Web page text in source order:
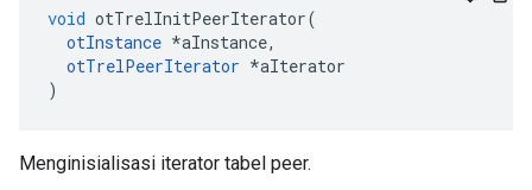
void otTrelInitPeerIterator(
otInstance *aInstance,
otTrelPeerIterator *aIterator
)
Menginisialisasi iterator tabel peer.